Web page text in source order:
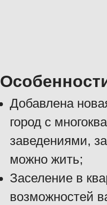
Добавлена
город с
заведениями,
можно жить;
Заселение в
возможностей